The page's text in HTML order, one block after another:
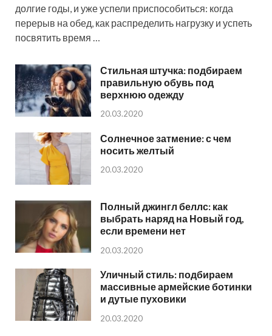
долгие годы, и уже успели приспособиться: когда
перерыв на обед, как распределить нагрузку и успеть
посвятить время …
Стильная штучка: подбираем
правильную обувь под
верхнюю одежду
20.03.2020
Солнечное затмение: с чем
носить желтый
20.03.2020
Полный джингл беллс: как
выбрать наряд на Новый год,
если времени нет
20.03.2020
Уличный стиль: подбираем
массивные армейские ботинки
и дутые пуховики
20.03.2020